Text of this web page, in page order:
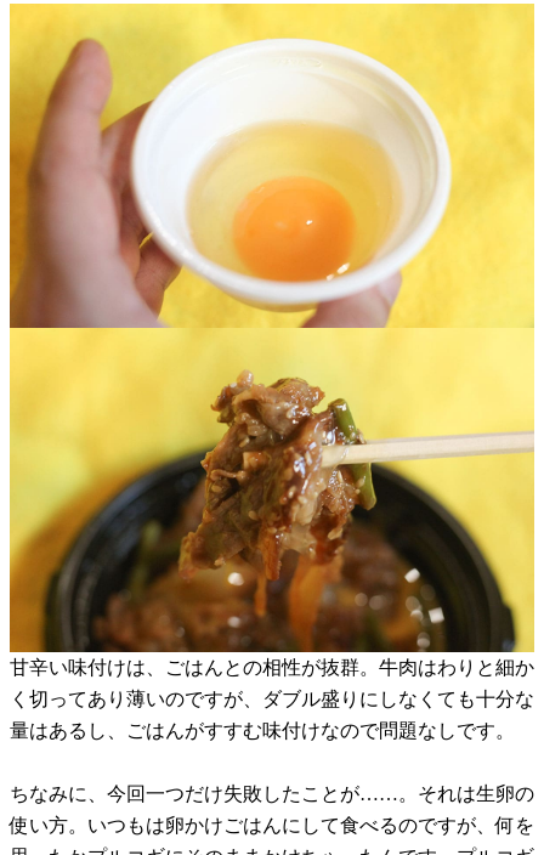
甘辛い味付けは、ごはんとの相性が抜群。牛肉はわりと細か
く切ってあり薄いのですが、ダブル盛りにしなくても十分な
量はあるし、ごはんがすすむ味付けなので問題なしです。
ちなみに、今回一つだけ失敗したことが……。それは生卵の
使い方。いつもは卵かけごはんにして食べるのですが、何を